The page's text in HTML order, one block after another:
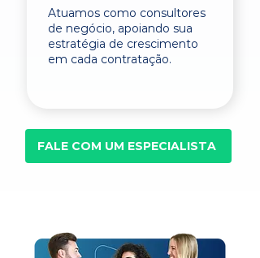
Atuamos como consultores
de negócio, apoiando sua
estratégia de crescimento
em cada contratação.
FALE COM UM ESPECIALISTA